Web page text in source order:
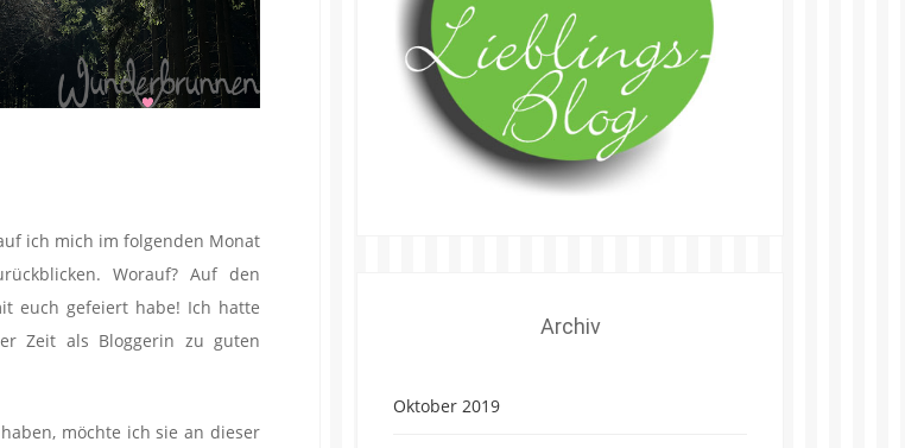
ich mich im folgenden Monat
Worauf? Auf den
euch gefeiert habe! Ich hatte
Zeit als Bloggerin zu guten
möchte ich sie an dieser
Archiv
Oktober 2019